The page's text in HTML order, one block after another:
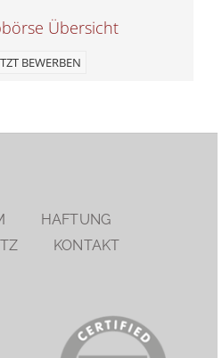
Übersicht
BEWERBEN
HAFTUNG
KONTAKT